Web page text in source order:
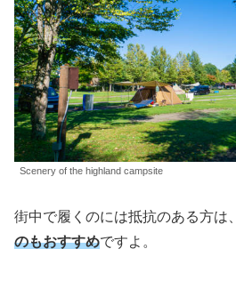
Scenery of the highland campsite
街中で履くのには抵抗のある方は、
のもおすすめですよ。